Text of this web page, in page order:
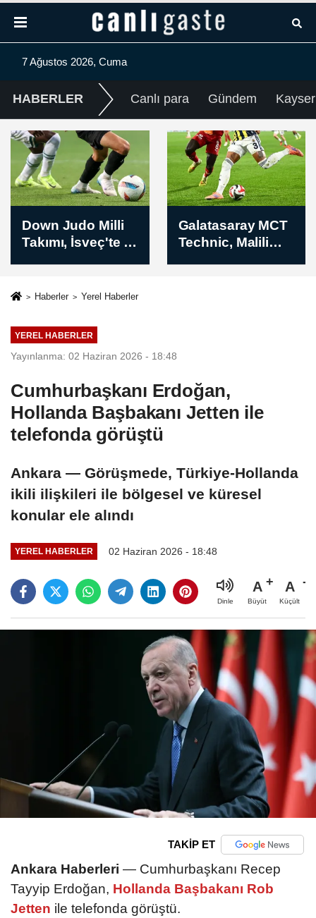
7 Ağustos 2026, Cuma
HABERLER Canlı para Gündem
Galatasaray MCT
Technic, Malili
transfer etti
Galatasaray, milli
voleybolcu Efe
Haberler Yerel Haberler
YEREL HABERLER
Yayınlanma: 02 Haziran 2026 - 18:48
Cumhurbaşkanı Erdoğan,
Hollanda Başbakanı Jetten ile
telefonda görüştü
Ankara — Görüşmede, Türkiye-Hollanda
ikili ilişkileri ile bölgesel ve küresel
konular ele alındı
YEREL HABERLER 02 Haziran 2026 - 18:48
Dinle
A
Büyüt
A
Küçült
TAKİP ET
Ankara Haberleri — Cumhurbaşkanı Recep
Tayyip Erdoğan, Hollanda Başbakanı Rob
Jetten ile telefonda görüştü.